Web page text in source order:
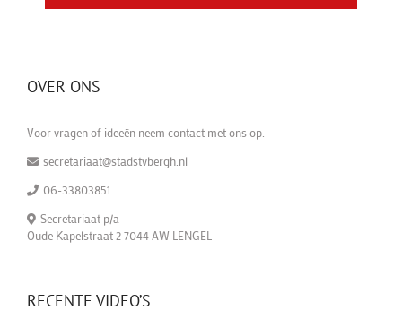
OVER ONS
Voor vragen of ideeën neem contact met ons op.
secretariaat@stadstvbergh.nl
06-33803851
Secretariaat p/a
Oude Kapelstraat 2 7044 AW LENGEL
RECENTE VIDEO’S